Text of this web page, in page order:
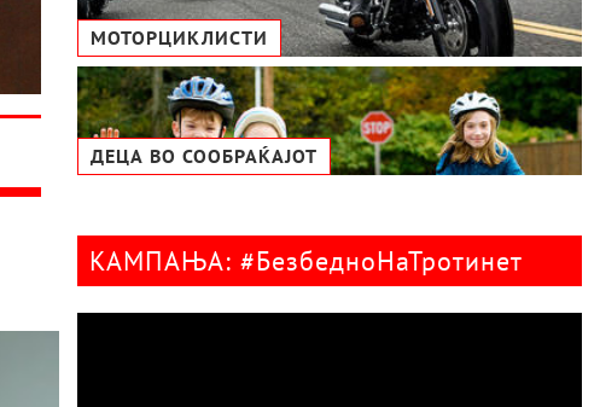
МОТОРЦИКЛИСТИ
ДЕЦА ВО СООБРАЌАЈОТ
КАМПАЊА: #БезбедноНаТротинет